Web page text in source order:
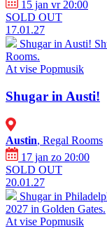
15 jan vr 20:00
SOLD OUT
17.01.27
Shugar in Austi!
Rooms.
At vise Popmusik
Shugar in Austi!
Austin, Regal Rooms
17 jan zo 20:00
SOLD OUT
20.01.27
Shugar in
2027 in Golden Gates.
At vise Popmusik